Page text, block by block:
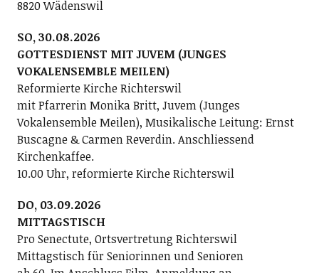
8820 Wädenswil
SO, 30.08.2026
GOTTESDIENST MIT JUVEM (JUNGES
VOKALENSEMBLE MEILEN)
Reformierte Kirche Richterswil
mit Pfarrerin Monika Britt, Juvem (Junges
Vokalensemble Meilen), Musikalische Leitung: Ernst
Buscagne & Carmen Reverdin. Anschliessend
Kirchenkaffee.
10.00 Uhr, reformierte Kirche Richterswil
DO, 03.09.2026
MITTAGSTISCH
Pro Senectute, Ortsvertretung Richterswil
Mittagstisch für Seniorinnen und Senioren